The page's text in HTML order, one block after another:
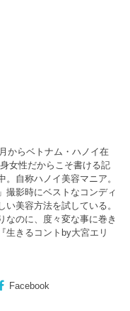
からベトナム・ハノイ在
女性だからこそ書ける記
自称ハノイ美容マニア。
撮影時にベストなコンディ
美容方法を試している。
なのに、度々変な事に巻き
生きるコントby大宮エリ
Facebook